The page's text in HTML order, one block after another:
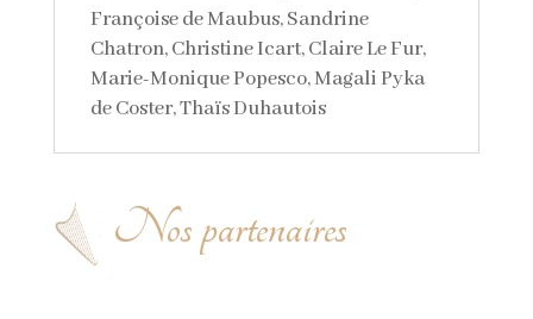
Françoise de Maubus, Sandrine
Chatron, Christine Icart, Claire Le Fur,
Marie-Monique Popesco, Magali Pyka
de Coster, Thaïs Duhautois
Nos partenaires